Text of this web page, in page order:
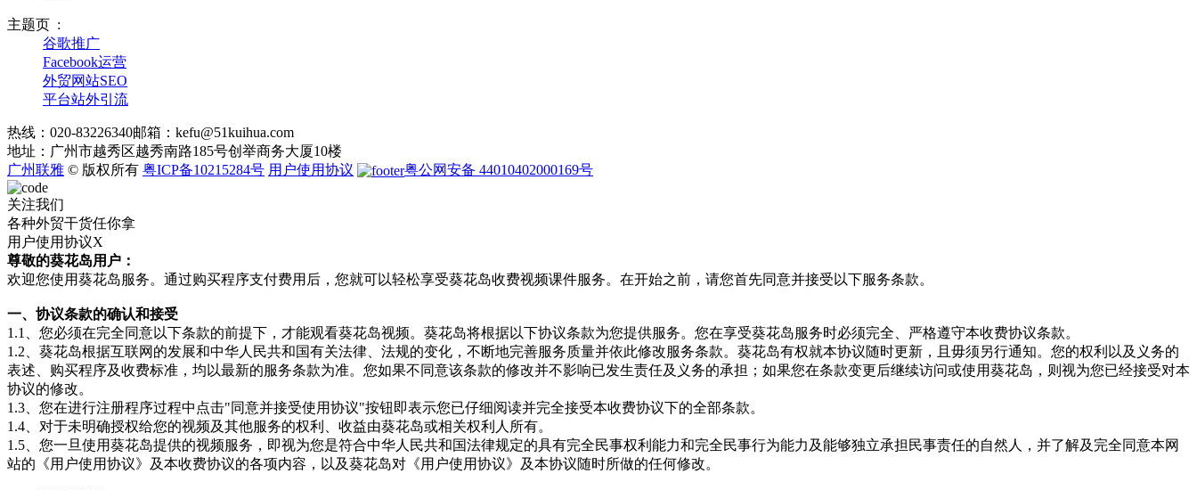
主题页 :
谷歌推广
Facebook运营
外贸网站SEO
平台站外引流
热线： 020-83226340邮箱： kefu@51kuihua.com
地址： 广州市越秀区越秀南路185号创举商务大厦10楼
广州联雅 © 版权所有 粤ICP备10215284号 用户使用协议 粤公网安备 44010402000169号
关注我们
各种外贸干货任你拿
用户使用协议X
尊敬的葵花岛用户：
欢迎您使用葵花岛服务。通过购买程序支付费用后，您就可以轻松享受葵花岛收费视频课件服务。在开始之前，请您首先同意并接受以下服务条款。
一、协议条款的确认和接受
1.1、您必须在完全同意以下条款的前提下，才能观看葵花岛视频。葵花岛将根据以下协议条款为您提供服务。您在享受葵花岛服务时必须完全、严格遵守本收费协议条款。
1.2、葵花岛根据互联网的发展和中华人民共和国有关法律、法规的变化，不断地完善服务质量并依此修改服务条款。葵花岛有权就本协议随时更新，且毋须另行通知。您的权利以及义务的
表述、购买程序及收费标准，均以最新的服务条款为准。您如果不同意该条款的修改并不影响已发生责任及义务的承担；如果您在条款变更后继续访问或使用葵花岛，则视为您已经接受对本
协议的修改。
1.3、您在进行注册程序过程中点击"同意并接受使用协议"按钮即表示您已仔细阅读并完全接受本收费协议下的全部条款。
1.4、对于未明确授权给您的视频及其他服务的权利、收益由葵花岛或相关权利人所有。
1.5、您一旦使用葵花岛提供的视频服务，即视为您是符合中华人民共和国法律规定的具有完全民事权利能力和完全民事行为能力及能够独立承担民事责任的自然人，并了解及完全同意本网
站的《用户使用协议》及本收费协议的各项内容，以及葵花岛对《用户使用协议》及本协议随时所做的任何修改。